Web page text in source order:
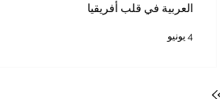
العربية في قلب أفريقيا
4 يونيو